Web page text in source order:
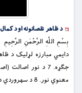
د ظاهر نقصانونه او د
بِسْمِ اللَّهِ الرَّحْمَنِ الرَّحِيمِ
دایمي مبارزه لړلیک د
معنوي نور. 8 د سهروردي د لیکنو اصلي ځانګړنې […]